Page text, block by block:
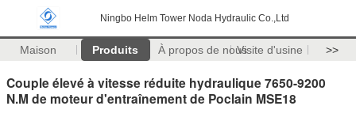
Ningbo Helm Tower Noda Hydraulic Co.,Ltd
Maison Produits À propos de nousVisite d'usine >>
Couple élevé à vitesse réduite hydraulique 7650-9200
N.M de moteur d'entraînement de Poclain MSE18